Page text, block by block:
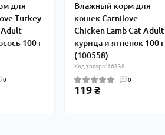
для
Turkey
Adult
100 г
0
Влажный корм для
кошек Carnilove
Chicken Lamb Cat Adult
курица и ягненок 100 г
(100558)
Код товара: 16338
0
119 ₴